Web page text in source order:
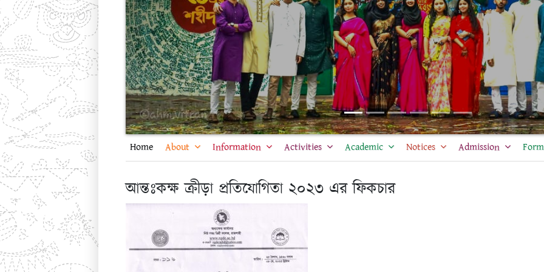
Home About Information Activities Academic Notices Admission
আন্তঃকক্ষ ক্রীড়া প্রতিযোগিতা ২০২৩ এর ফিকচার